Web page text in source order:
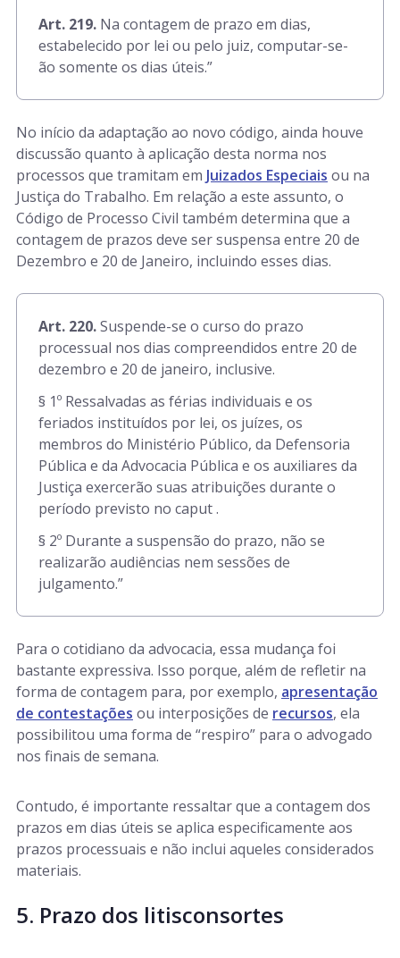
Art. 219. Na contagem de prazo em dias,
estabelecido por lei ou pelo juiz, computar-se-
ão somente os dias úteis.”
No início da adaptação ao novo código, ainda houve
discussão quanto à aplicação desta norma nos
processos que tramitam em Juizados Especiais ou na
Justiça do Trabalho. Em relação a este assunto, o
Código de Processo Civil também determina que a
contagem de prazos deve ser suspensa entre 20 de
Dezembro e 20 de Janeiro, incluindo esses dias.
Art. 220.Suspende-se o curso do prazo
processual nos dias compreendidos entre 20 de
dezembro e 20 de janeiro, inclusive.
§ 1º Ressalvadas as férias individuais e os
feriados instituídos por lei, os juízes, os
membros do Ministério Público, da Defensoria
Pública e da Advocacia Pública e os auxiliares da
Justiça exercerão suas atribuições durante o
período previsto no caput .
§ 2º Durante a suspensão do prazo, não se
realizarão audiências nem sessões de
julgamento.”
Para o cotidiano da advocacia, essa mudança foi
bastante expressiva. Isso porque, além de refletir na
forma de contagem para, por exemplo, apresentação
de contestações ou interposições de recursos, ela
possibilitou uma forma de “respiro” para o advogado
nos finais de semana.
Contudo, é importante ressaltar que a contagem dos
prazos em dias úteis se aplica especificamente aos
prazos processuais e não inclui aqueles considerados
materiais.
5. Prazo dos litisconsortes